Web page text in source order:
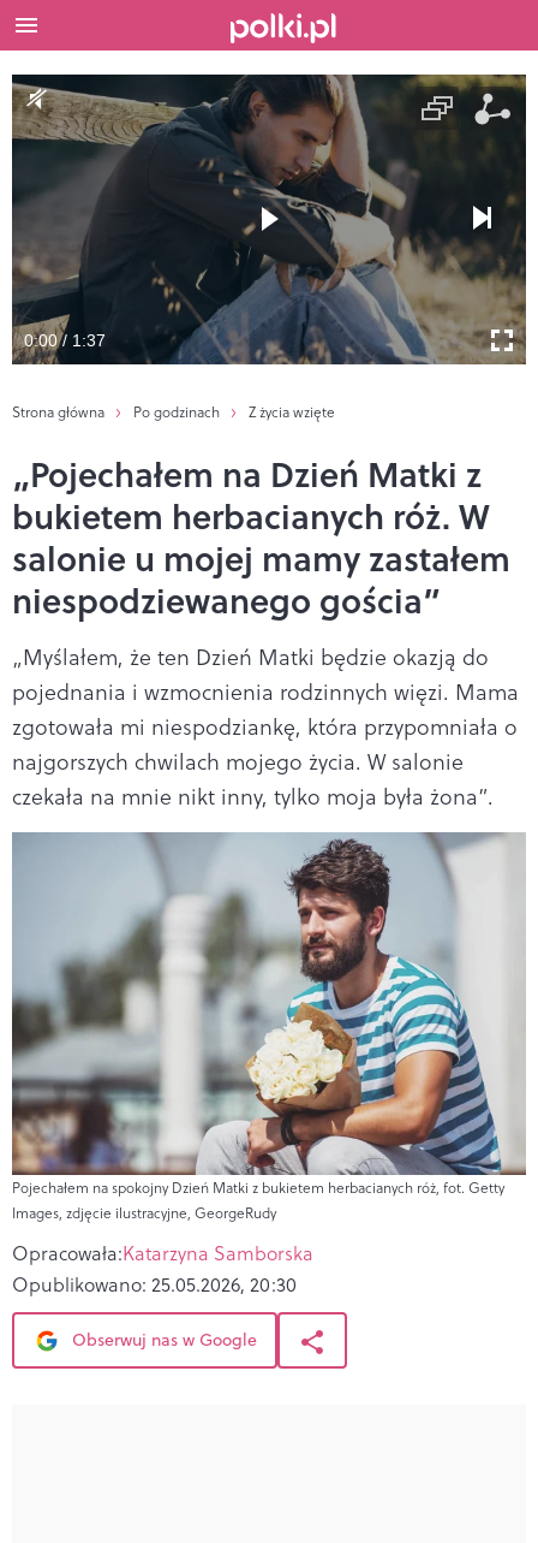
0:00 / 1:37
Strona główna Po godzinach Z życia wzięte
„Pojechałem na Dzień Matki z
bukietem herbacianych róż. W
salonie u mojej mamy zastałem
niespodziewanego gościa”
„Myślałem, że ten Dzień Matki będzie okazją do
pojednania i wzmocnienia rodzinnych więzi. Mama
zgotowała mi niespodziankę, która przypomniała o
najgorszych chwilach mojego życia. W salonie
czekała na mnie nikt inny, tylko moja była żona”.
Pojechałem na spokojny Dzień Matki z bukietem herbacianych róż, fot. Getty
Images, zdjęcie ilustracyjne, GeorgeRudy
Opracowała:Katarzyna Samborska
Opublikowano: 25.05.2026, 20:30
Obserwuj nas w Google